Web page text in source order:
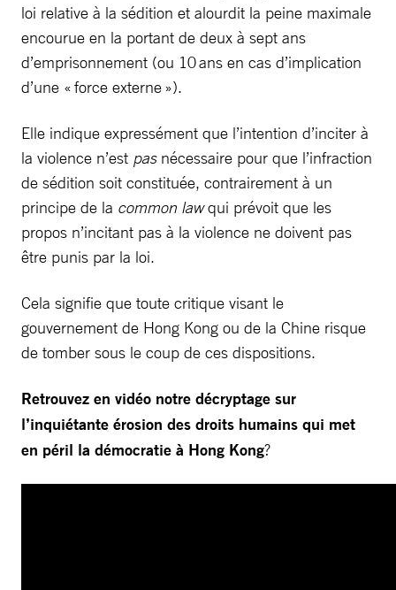
loi relative à la sédition et alourdit la peine maximale
encourue en la portant de deux à sept ans
d’emprisonnement (ou 10 ans en cas d’implication
d’une « force externe »).
Elle indique expressément que l’intention d’inciter à
la violence n’est pasnécessaire pour que l’infraction
de sédition soit constituée, contrairement à un
principe de la common lawqui prévoit que les
propos n’incitant pas à la violence ne doivent pas
être punis par la loi.
Cela signifie que toute critique visant le
gouvernement de Hong Kong ou de la Chine risque
de tomber sous le coup de ces dispositions.
Retrouvez en vidéo notre décryptage sur
l’inquiétante érosion des droits humains qui met
en péril la démocratie à Hong Kong?